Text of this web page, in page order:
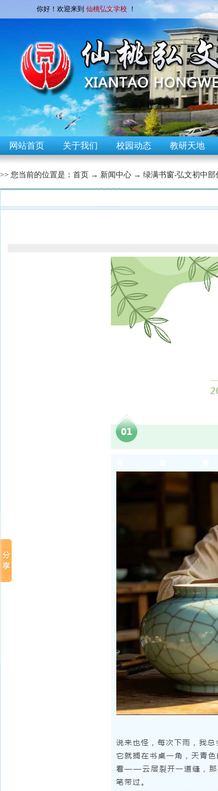
你好！欢迎来到 仙桃弘文学校 ！
网站首页 关于我们 校园动态 教研天地
>> 您当前的位置是： 首页 → 新闻中心 → 绿满书窗-弘文初中部